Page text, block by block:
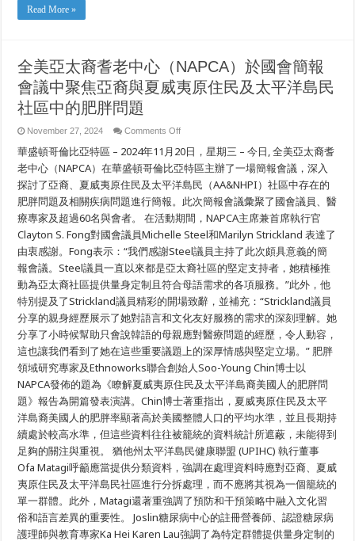
Read More »
全美亞太裔耆老中心（NAPCA）於國會簡報
會議中聚焦亞裔與夏威夷原住民及太平洋島民
社區中的肥胖問題
November 27, 2024 Comments Offon
美
亞
太
裔
耆
老
中
心
（NAPCA）
國
會
簡
報
會
議
中
聚
焦
亞
裔
與
夏
威
夷
原
住
民
及
太
平
洋
島
華盛頓哥倫比亞特區 – 2024年11月20日，星期三 – 今日, 全美亞太裔耆
老中心（NAPCA）在華盛頓哥倫比亞特區主辦了一場簡報會議，深入
探討了亞裔、夏威夷原住民及太平洋島民（AA&NHPI）社區中存在的
肥胖問題及相關疾病問題進行簡報。此次簡報會議彙聚了國會議員、醫
療專家及超過60名與會者。 在活動期間，NAPCA主席兼首席執行官
Clayton S. Fong對國會議員Michelle Steel和Marilyn Strickland 表達了
由衷感謝。Fong表示：“我們感謝Steel議員主持了此次頗具意義的簡
報會議。Steel議員一直以來都是亞太裔社區的堅定支持者，她積極推
動為亞太裔社區提供量身定制且符合母語需求的各項服務。”此外，他
特別提及了Strickland議員精彩的開場致辭，並補充：“Strickland議員
分享的親身經歷展示了她對語言和文化友好服務的需求的深刻理解。她
分享了小時候幫助只會說韓語的母親應對醫療問題的經歷，令人動容，
這也讓我們看到了她在這些重要議題上的深厚情感與堅定立場。” 肥胖
領域研究專家及Ethnoworks聯合創始人Soo-Young Chin博士以
NAPCA發佈的題為《瞭解夏威夷原住民及太平洋島裔美國人的肥胖問
題》報告為開篇發表演講。Chin博士著重指出，夏威夷原住民及太平
洋島裔美國人的肥胖率顯著高於美國整體人口的平均水準，並且長期持
續處於較高水準，但這些資料往往被籠統的資料統計所遮蔽，未能得到
足夠的關注與重視。 猶他州太平洋島民健康聯盟 (UPIHC) 執行董事
Ofa Matagi呼籲應當提供分類資料，強調在處理資料時應對亞裔、夏威
夷原住民及太平洋島民社區進行分拆處理，而不應將其視為一個籠統的
單一群體。此外，Matagi還著重強調了預防和干預策略中融入文化習
俗和語言差異的重要性。 Joslin糖尿病中心的註冊營養師、認證糖尿病
護理師與教育專家Ka Hei Karen Lau強調了為特定群體提供量身定制的